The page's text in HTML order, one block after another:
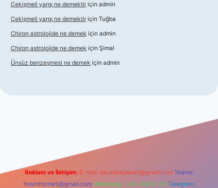
Çekişmeli yargı ne demektir için admin
Çekişmeli yargı ne demektir için Tuğba
Chiron astrolojide ne demek için admin
Chiron astrolojide ne demek için Şimal
Ünsüz benzeşmesi ne demek için admin
Reklam ve İletişim: E-mail: backlinkpaneli@gmail.com Teams:
forumhizmeti@gmail.com Whatsapp: 0262 606 0 726 Telegram: